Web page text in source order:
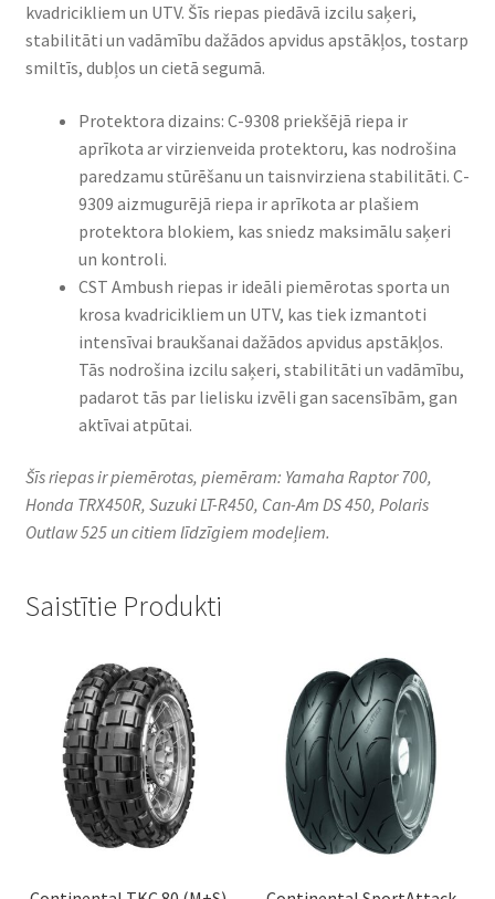
kvadricikliem un UTV. Šīs riepas piedāvā izcilu saķeri,
stabilitāti un vadāmību dažādos apvidus apstākļos, tostarp
smiltīs, dubļos un cietā segumā.
Protektora dizains: C-9308 priekšējā riepa ir
aprīkota ar virzienveida protektoru, kas nodrošina
paredzamu stūrēšanu un taisnvirziena stabilitāti. C-
9309 aizmugurējā riepa ir aprīkota ar plašiem
protektora blokiem, kas sniedz maksimālu saķeri
un kontroli.
CST Ambush riepas ir ideāli piemērotas sporta un
krosa kvadricikliem un UTV, kas tiek izmantoti
intensīvai braukšanai dažādos apvidus apstākļos.
Tās nodrošina izcilu saķeri, stabilitāti un vadāmību,
padarot tās par lielisku izvēli gan sacensībām, gan
aktīvai atpūtai.
Šīs riepas ir piemērotas, piemēram: Yamaha Raptor 700,
Honda TRX450R, Suzuki LT-R450, Can-Am DS 450, Polaris
Outlaw 525 un citiem līdzīgiem modeļiem.
Saistītie Produkti